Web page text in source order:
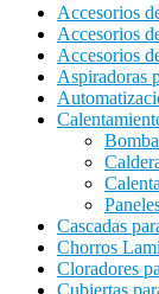
Accesorios
Accesorios
Accesorios
Aspiradoras
Cascadas
Chorros
Cloradores
Cubiertas